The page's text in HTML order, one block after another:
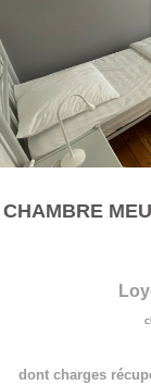
CHAMBRE
dont charges